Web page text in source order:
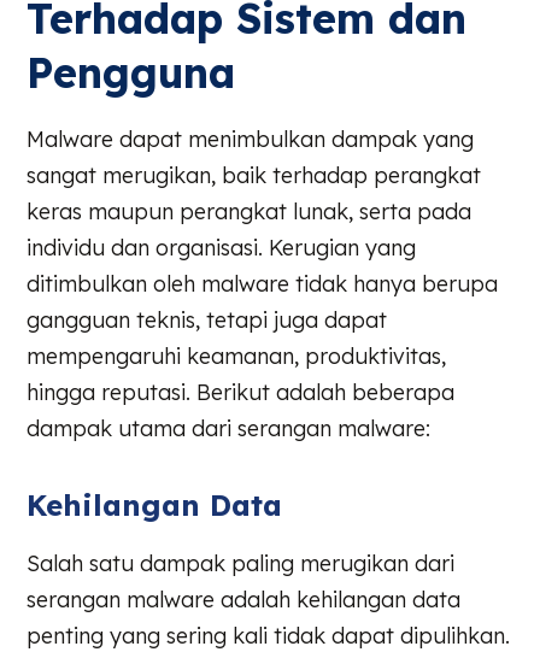
Terhadap Sistem dan
Pengguna
Malware dapat menimbulkan dampak yang
sangat merugikan, baik terhadap perangkat
keras maupun perangkat lunak, serta pada
individu dan organisasi. Kerugian yang
ditimbulkan oleh malware tidak hanya berupa
gangguan teknis, tetapi juga dapat
mempengaruhi keamanan, produktivitas,
hingga reputasi. Berikut adalah beberapa
dampak utama dari serangan malware:
Kehilangan Data
Salah satu dampak paling merugikan dari
serangan malware adalah kehilangan data
penting yang sering kali tidak dapat dipulihkan.